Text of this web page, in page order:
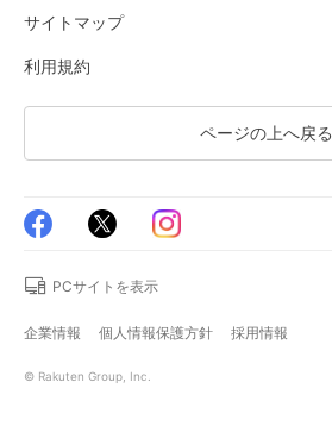
サイトマップ
利用規約
ページの上へ戻る
PCサイトを表示
企業情報 個人情報保護方針 採用情報
© Rakuten Group, Inc.